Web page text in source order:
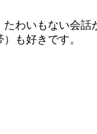
わいもない会話
も好きです。